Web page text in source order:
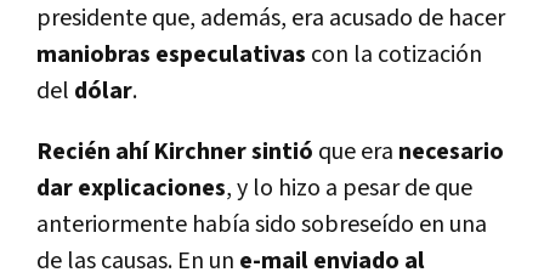
presidente que, además, era acusado de hacer
maniobras especulativas con la cotización
del dólar.
Recién ahí Kirchner sintió que era necesario
dar explicaciones, y lo hizo a pesar de que
anteriormente había sido sobreseído en una
de las causas. En un e-mail enviado al